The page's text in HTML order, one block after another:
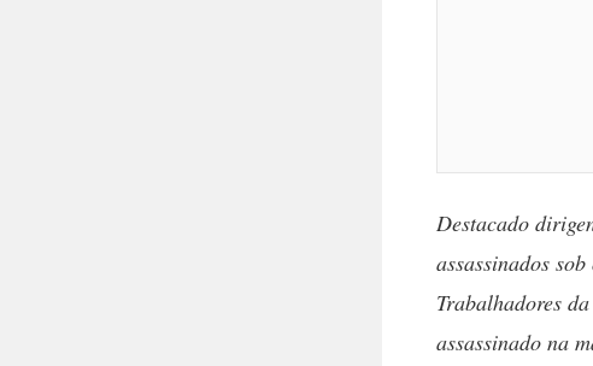
Destacado
assassinados
Trabalhadores
assassinado na